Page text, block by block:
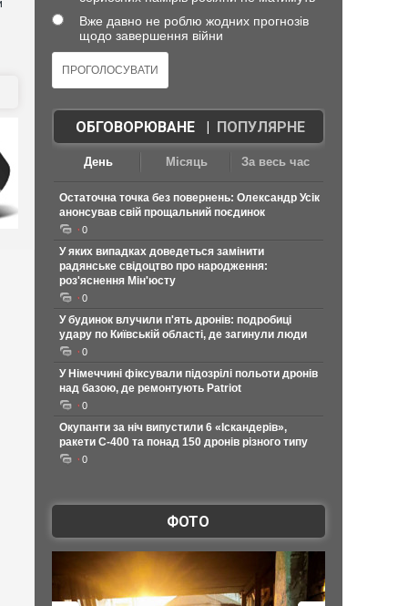
Вже давно не роблю жодних прогнозів
щодо завершення війни
ОБГОВОРЮВАНЕ| ПОПУЛЯРНЕ
День Місяць За весь час
Остаточна точка без повернень: Олександр Усік
анонсував свій прощальний поєдинок
0
У яких випадках доведеться замінити
радянське свідоцтво про народження:
роз'яснення Мін'юсту
0
У будинок влучили п'ять дронів: подробиці
удару по Київській області, де загинули люди
0
У Німеччині фіксували підозрілі польоти дронів
над базою, де ремонтують Patriot
0
Окупанти за ніч випустили 6 «Іскандерів»,
ракети С-400 та понад 150 дронів різного типу
0
ФОТО